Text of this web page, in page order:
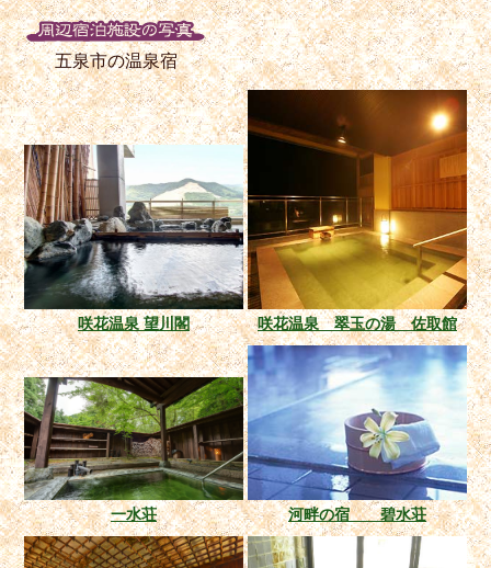
五泉市の温泉宿
咲花温泉 望川閣 咲花温泉 翠玉の湯 佐取館
一水荘 河畔の宿 碧水荘